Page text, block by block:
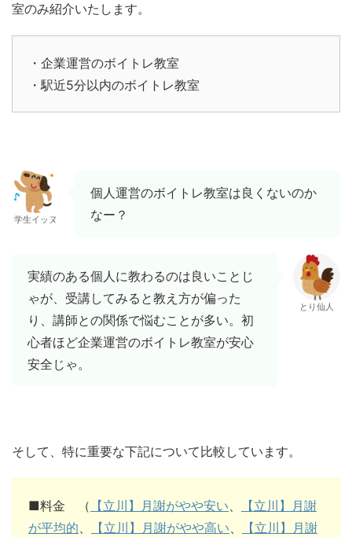
室のみ紹介いたします。
・企業運営のボイトレ教室
・駅近5分以内のボイトレ教室
学生イッヌ
個人運営のボイトレ教室は良くないのか
なー？
実績のある個人に教わるのは良いことじ
ゃが、受講してみると教え方が偏った
り、講師との関係で悩むことが多い。初
心者ほど企業運営のボイトレ教室が安心
安全じゃ。
とり仙人
そして、特に重要な下記について比較しています。
■料金 （ 【立川】月謝がやや安い、
【立川】月謝
が平均的、 【立川】月謝がやや高い、
【立川】月謝